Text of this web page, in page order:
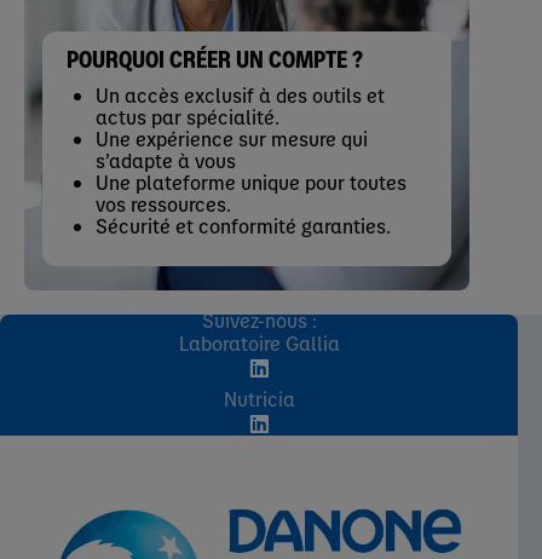
POURQUOI CRÉER UN COMPTE ?
Un accès exclusif à des outils et
actus par spécialité.
Une expérience sur mesure qui
s’adapte à vous
Une plateforme unique pour toutes
vos ressources.
Sécurité et conformité garanties.
Suivez-nous :
Laboratoire Gallia
Nutricia